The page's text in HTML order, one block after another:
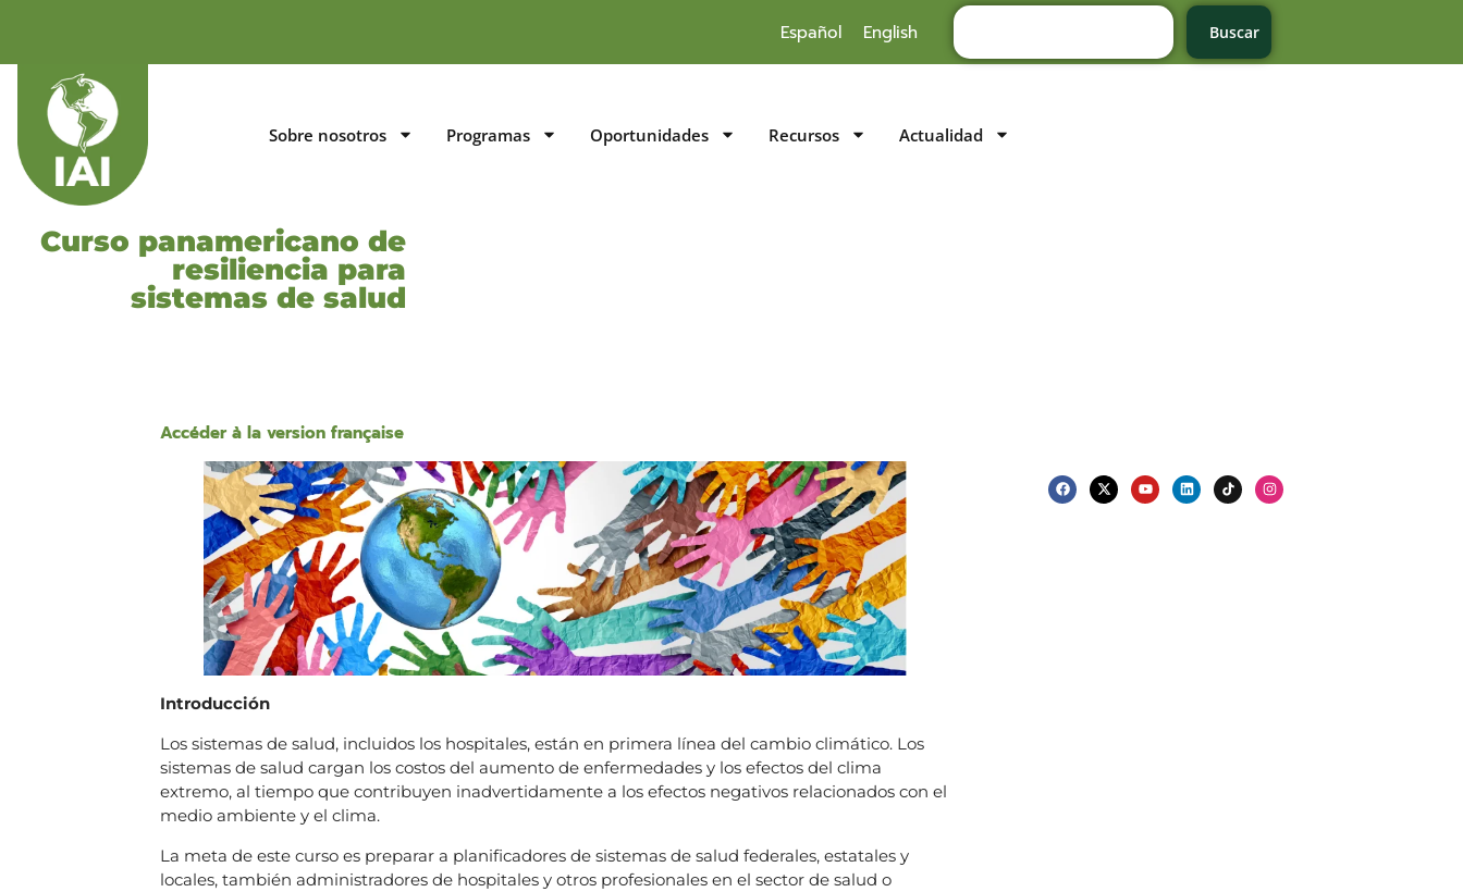
Español English Buscar
Sobre nosotros Programas Oportunidades Recursos Actualidad
Curso panamericano de
resiliencia para
sistemas de salud
Accéder à la version française
Introducción
Los sistemas de salud, incluidos los hospitales, están en primera línea del cambio climático. Los
sistemas de salud cargan los costos del aumento de enfermedades y los efectos del clima
extremo, al tiempo que contribuyen inadvertidamente a los efectos negativos relacionados con el
medio ambiente y el clima.
La meta de este curso es preparar a planificadores de sistemas de salud federales, estatales y
locales, también administradores de hospitales y otros profesionales en el sector de salud o